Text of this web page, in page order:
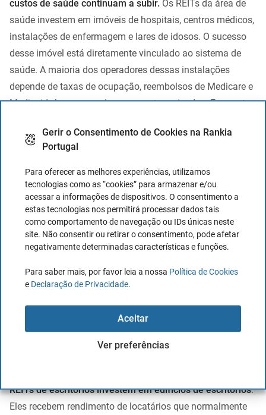
Gerir o Consentimento de Cookies na Rankia
Portugal
Para oferecer as melhores experiências, utilizamos
tecnologias como as “cookies” para armazenar e/ou
acessar a informações de dispositivos. O consentimento a
estas tecnologias nos permitirá processar dados tais
como comportamento de navegação ou IDs únicas neste
site. Não consentir ou retirar o consentimento, pode afetar
negativamente determinadas características e funções.
Para saber mais, por favor leia a nossa Política de Cookies
e Declaração de Privacidade
Aceitar
Ver preferências
custos de saúde continuam a subir. Os REITs da área de
saúde investem em imóveis de hospitais, centros médicos,
instalações de enfermagem e lares de idosos. O sucesso
desse imóvel está diretamente vinculado ao sistema de
saúde. A maioria dos operadores dessas instalações
depende de taxas de ocupação, reembolsos de Medicare e
Medicaid , bem como de pagamentos privados. Enquanto
mesmo acontecerá com os REITs da saúde.
incluem um grupo diversificado de clientes, bem como
investimentos em vários tipos de propriedades diferentes.
O foco é bom até certo ponto, mas também está
espalhando o risco. Geralmente, um aumento na demanda
por serviços de saúde (o que deveria acontecer com o
imobiliário de saúde. Portanto, além da diversificação por
experiência significativa em saúde, balanços sólidos e alto
acesso a capital de baixo custo.
REITs de escritórios investem em edifícios de escritórios.
Eles recebem rendimento de locatários que normalmente